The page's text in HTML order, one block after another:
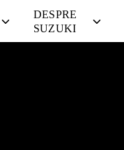
DESPRE
SUZUKI